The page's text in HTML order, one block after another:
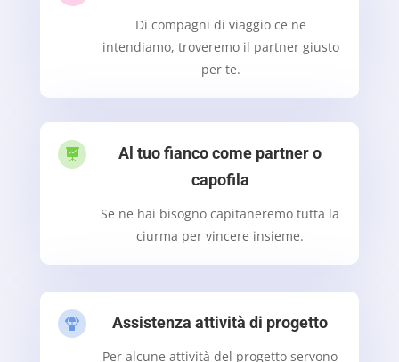
Di compagni di viaggio ce ne
intendiamo, troveremo il partner giusto
per te.

Al tuo fianco come partner o
capofila
Se ne hai bisogno capitaneremo tutta la
ciurma per vincere insieme.
 Assistenza attività di progetto
Per alcune attività del progetto servono